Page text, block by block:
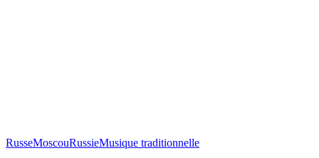
RusseMoscouRussieMusique traditionnelle